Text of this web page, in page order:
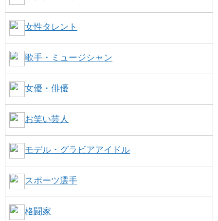
女性タレント
歌手・ミュージシャン
女優・俳優
お笑い芸人
モデル・グラビアアイドル
スポーツ選手
格闘家